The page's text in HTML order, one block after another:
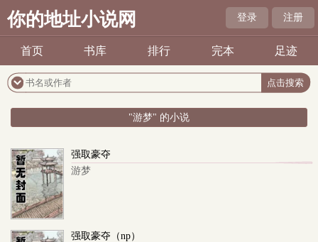
你的地址小说网 登录 注册
首页 书库 排行 完本 足迹
"游梦" 的小说
强取豪夺
游梦
强取豪夺（np）